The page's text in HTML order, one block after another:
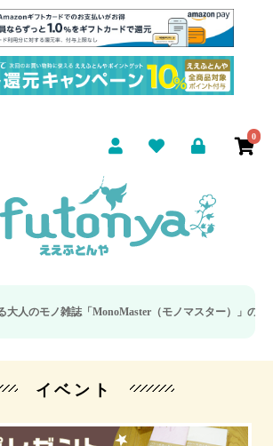
0
雑誌「MonoMaster（モノマスター）」の疲労回復
イベント